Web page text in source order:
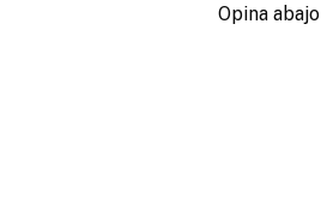
Opina abajo